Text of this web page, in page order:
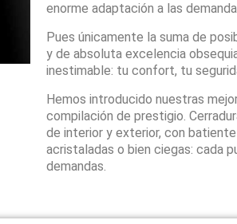
enorme adaptación a las
Pues únicamente la suma de
y de absoluta excelencia
inestimable: tu confort, tu
Hemos introducido nuestras
compilación de prestigio.
de interior y exterior, con
acristaladas o bien ciegas: cada
demandas.